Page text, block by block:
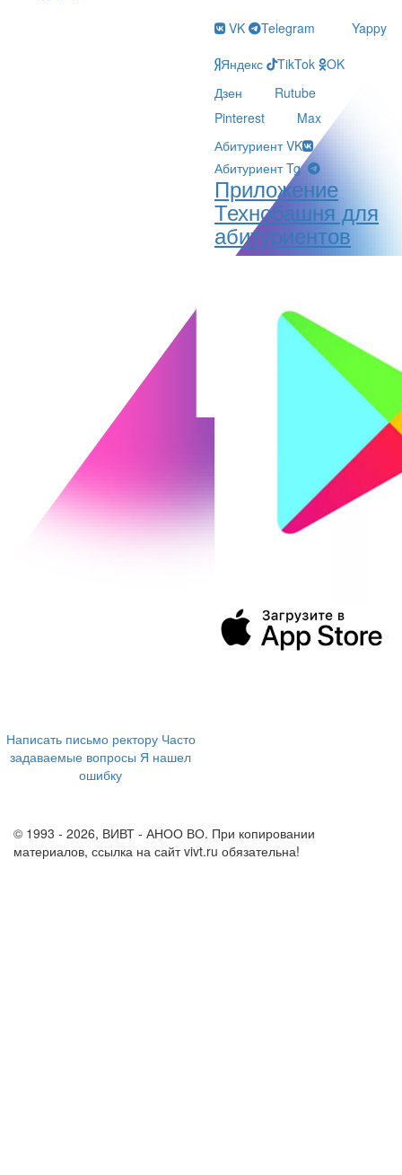
Написать письмо ректору Часто
задаваемые вопросы Я нашел
ошибку
VK Telegram
Yappy
Яндекс
TikTok
OK
Дзен
Rutube
Pinterest
Max
Абитуриент VK
Абитуриент Tg
Приложение
Технобашня для
абитуриентов
© 1993 - 2026, ВИВТ - АНОО ВО. При копировании
материалов, ссылка на сайт vivt.ru обязательна!